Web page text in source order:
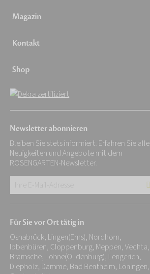
Magazin
Kontakt
Shop
Newsletter abonnieren
Bleiben Sie stets informiert. Erfahren Sie alle
Neuigkeiten und Angebote mit dem
ROSENGARTEN-Newsletter.
Adresse:
*
Für Sie vor Ort tätig in
Osnabrück, Lingen(Ems), Nordhorn,
Ibbenbüren, Cloppenburg, Meppen, Vechta,
Bramsche, Lohne(OLdenburg), Lengerich,
Diepholz, Damme, Bad Bentheim, Löningen,